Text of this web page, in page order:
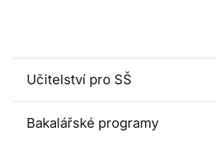
Učitelství pro SŠ
Bakalářské programy